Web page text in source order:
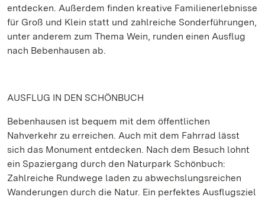
entdecken. Außerdem finden kreative Familienerlebnisse
für Groß und Klein statt und zahlreiche Sonderführungen,
unter anderem zum Thema Wein, runden einen Ausflug
nach Bebenhausen ab.
AUSFLUG IN DEN SCHÖNBUCH
Bebenhausen ist bequem mit dem öffentlichen
Nahverkehr zu erreichen. Auch mit dem Fahrrad lässt
sich das Monument entdecken. Nach dem Besuch lohnt
ein Spaziergang durch den Naturpark Schönbuch:
Zahlreiche Rundwege laden zu abwechslungsreichen
Wanderungen durch die Natur. Ein perfektes Ausflugsziel